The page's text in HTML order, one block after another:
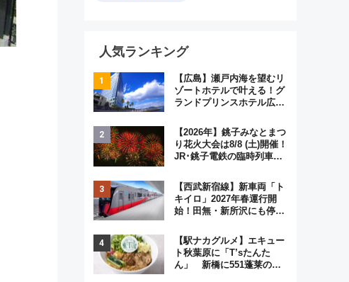
人気ランキング
【広島】瀬戸内海を望むリ
ゾートホテルで叶える！グ
ランドプリンスホテル広島
ジュアルパーティープラン
【2026年】銚子みなとまつ
り花火大会は8/8 (土)開催！
JR･銚子電鉄の臨時列車や
く8,000発の大迫力＆屋台
を満喫
【西武新宿線】新車両「ト
キイロ」2027年春運行開
始！田無・新所沢にも停
弾」も
【駅ナカグルメ】エキュー
ト秋葉原に「T’sたんた
ん」 新橋に551蓬莱の